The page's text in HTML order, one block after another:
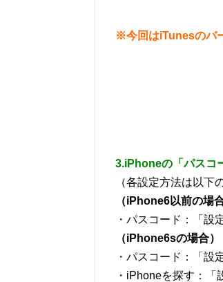
※今回はiTunesのバ
3.iPhoneの「パスコ
（各設定方法は以下
（iPhone6以前の場合
・パスコード：「
（iPhone6sの場合）
・パスコード：「
・iPhoneを探す：